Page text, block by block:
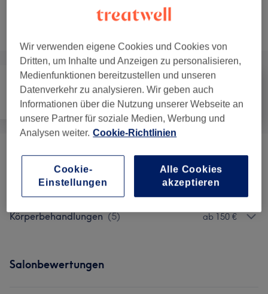
Nicht gefunden wonach du gesucht hast?
Gesicht Massage Körper
Produkte (1) ab 9,90 €
(4) ab 50 €
Körperbehandlungen (5) ab 150 €
Salonbewertungen
Wir verwenden eigene Cookies und Cookies von
Dritten, um Inhalte und Anzeigen zu personalisieren,
Medienfunktionen bereitzustellen und unseren
Datenverkehr zu analysieren. Wir geben auch
Informationen über die Nutzung unserer Webseite an
unsere Partner für soziale Medien, Werbung und
Analysen weiter. Cookie-Richtlinien
Alle Cookies
akzeptieren
Cookie-
Einstellungen